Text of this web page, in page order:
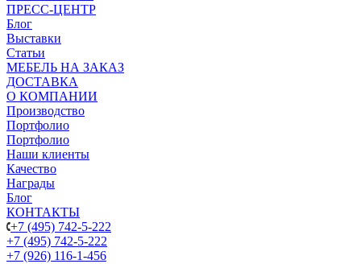
ПРЕСС-ЦЕНТР
Блог
Выставки
Статьи
МЕБЕЛЬ НА ЗАКАЗ
ДОСТАВКА
О КОМПАНИИ
Производство
Портфолио
Портфолио
Наши клиенты
Качество
Награды
Блог
КОНТАКТЫ
+7 (495) 742-5-222
+7 (495) 742-5-222
+7 (926) 116-1-456